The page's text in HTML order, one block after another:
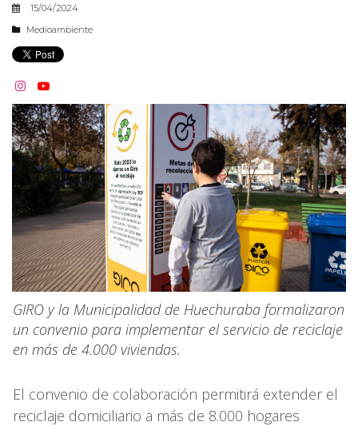
15/04/2024
Medioambiente
 
GIRO y la Municipalidad de Huechuraba formalizaron
un convenio para implementar el servicio de reciclaje
en más de 4.000 viviendas.
El convenio de colaboración permitirá extender el
reciclaje domiciliario a más de 8.000 hogares